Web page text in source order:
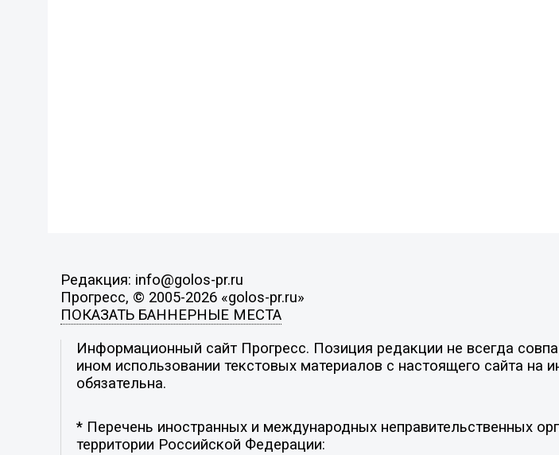
Редакция: info@golos-pr.ru
Прогресс, © 2005-2026 «golos-pr.ru»
ПОКАЗАТЬ БАННЕРНЫЕ МЕСТА
Информационный сайт Прогресс. Позиция редакции не всегда
ином использовании текстовых материалов с настоящего сайта на
обязательна.
* Перечень иностранных и международных неправительственных
территории Российской Федерации: